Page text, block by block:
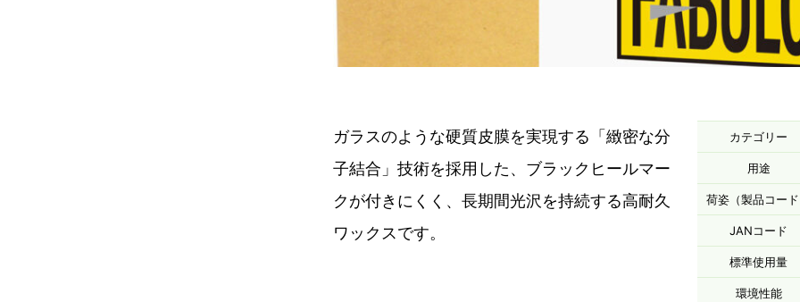
ガラスのような硬質皮膜を実現する「緻密な分
子結合」技術を採用した、ブラックヒールマー
クが付きにくく、長期間光沢を持続する高耐久
ワックスです。
カテゴリー
用途
荷姿（製品コー
JANコード
標準使用量
環境性能